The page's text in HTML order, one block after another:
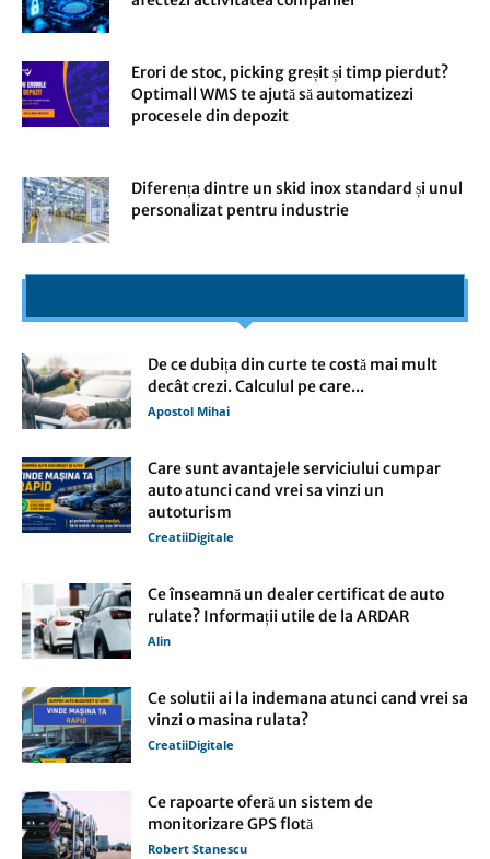
Erori de stoc, picking greșit și timp pierdut?
Optimall WMS te ajută să automatizezi
procesele din depozit
Diferența dintre un skid inox standard și unul
personalizat pentru industrie
De ce dubița din curte te costă mai mult
decât crezi. Calculul pe care...
Apostol Mihai
Care sunt avantajele serviciului cumpar
auto atunci cand vrei sa vinzi un
autoturism
CreatiiDigitale
Ce înseamnă un dealer certificat de auto
rulate? Informații utile de la ARDAR
Alin
Ce solutii ai la indemana atunci cand vrei sa
vinzi o masina rulata?
CreatiiDigitale
Ce rapoarte oferă un sistem de
monitorizare GPS flotă
Robert Stanescu